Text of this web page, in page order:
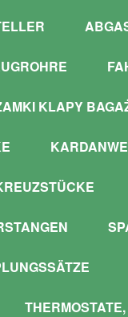
KLAPY